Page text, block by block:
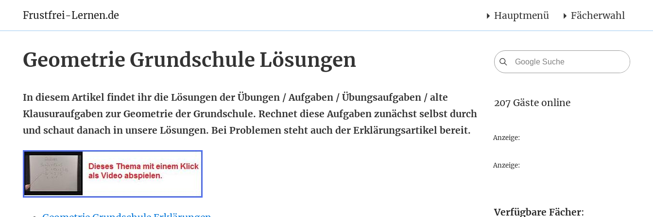
Frustfrei-Lernen.de Hauptmenü Fächerwahl
Geometrie Grundschule Lösungen
In diesem Artikel findet ihr die Lösungen der Übungen / Aufgaben / Übungsaufgaben / alte
Klausuraufgaben zur Geometrie der Grundschule. Rechnet diese Aufgaben zunächst selbst durch
und schaut danach in unsere Lösungen. Bei Problemen steht auch der Erklärungsartikel bereit.
207 Gäste online
Anzeige:
Anzeige:
Verfügbare Fächer: